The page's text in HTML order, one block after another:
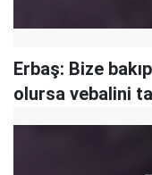
Erbaş: Bize
olursa vebalini